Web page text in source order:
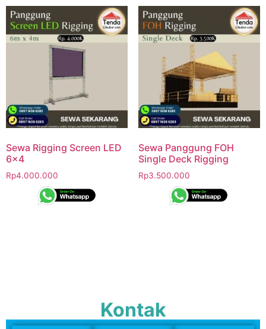
Sewa Rigging Screen LED
6×4
Rp4.000.000
Sewa Panggung FOH
Single Deck Rigging
Rp3.500.000
Kontak